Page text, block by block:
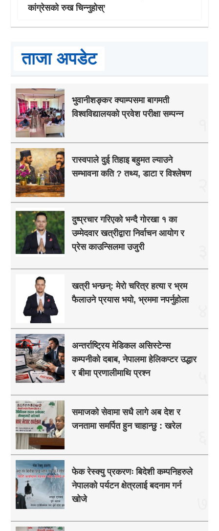
कांग्रेसको रुख चिन्नुहोस्’
ताजा अपडेट
भुवानीशङ्कर क्याम्पसमा बागमती
विश्वविद्यालयको प्रवेश परीक्षा सम्पन्न
रास्वपाले दुई तिहाइ बहुमत ल्याउने
सम्भावना कति ? तथ्य, डाटा र विश्लेषण
दुष्प्रचार गरिएको भन्दै गोरखा १ का
उम्मेदवार खत्रीद्वारा निर्वाचन आयोग र
प्रेस काउन्सिलमा उजुरी
खत्री भन्छन्: मेरो चरित्र हत्या र भ्रम
फैलाउने प्रयास भयो, भ्रममा नपर्नुहोला
अन्तर्राष्ट्रिय मेडिकल असिस्टेन्स
कम्पनीको दबाब, नेपालमा हेलिकप्टर उद्धार
र बीमा प्रणालीमाथि प्रश्न
समाजको सेवामा सधै लागे अब देश र
जनतामा समर्पित हुन चाहान्छु : खरेल
फेक रेस्क्यु प्रकरणः बिदेशी कम्पनिहरुले
नेपालको पर्यटन क्षेत्रलाई बदनाम गर्न
खोजे